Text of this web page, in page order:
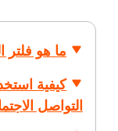
ما هو فلتر
كيفية
التواصل